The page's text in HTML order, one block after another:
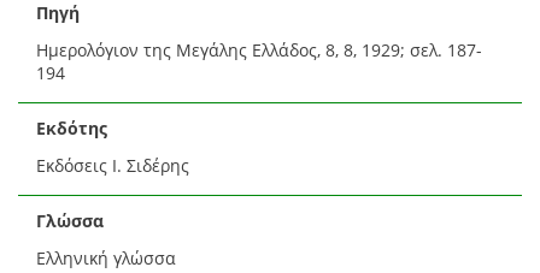
Πηγή
Ημερολόγιον της Μεγάλης Ελλάδος, 8, 8, 1929; σελ. 187-
194
Εκδότης
Εκδόσεις Ι. Σιδέρης
Γλώσσα
Ελληνική γλώσσα